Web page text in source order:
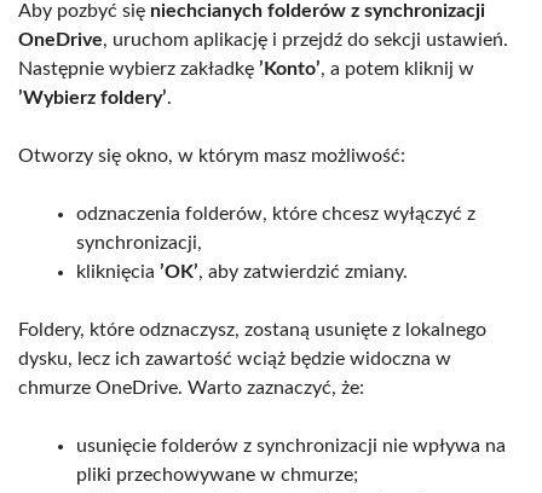
Aby pozbyć się niechcianych folderów z synchronizacji
OneDrive, uruchom aplikację i przejdź do sekcji ustawień.
Następnie wybierz zakładkę ’Konto’, a potem kliknij w
’Wybierz foldery’.
Otworzy się okno, w którym masz możliwość:
odznaczenia folderów, które chcesz wyłączyć z
synchronizacji,
kliknięcia ’OK’, aby zatwierdzić zmiany.
Foldery, które odznaczysz, zostaną usunięte z lokalnego
dysku, lecz ich zawartość wciąż będzie widoczna w
chmurze OneDrive. Warto zaznaczyć, że:
usunięcie folderów z synchronizacji nie wpływa na
pliki przechowywane w chmurze;